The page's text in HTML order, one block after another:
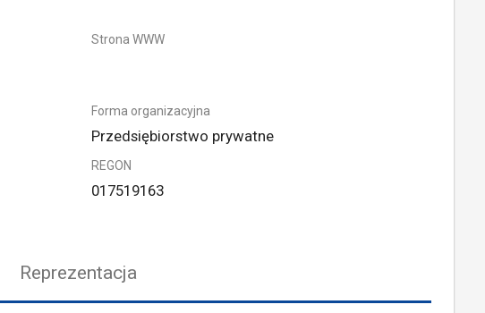
Strona WWW
Forma organizacyjna
Przedsiębiorstwo prywatne
REGON
017519163
Reprezentacja